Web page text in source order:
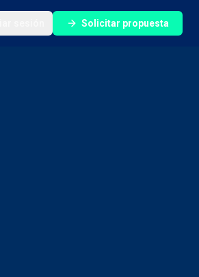
Solicitar propuesta